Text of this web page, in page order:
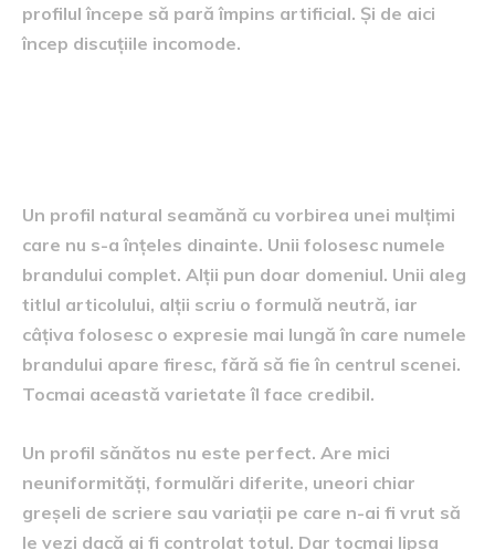
profilul începe să pară împins artificial. Și de aici
încep discuțiile incomode.
Un profil natural seamănă cu vorbirea unei mulțimi
care nu s-a înțeles dinainte. Unii folosesc numele
brandului complet. Alții pun doar domeniul. Unii aleg
titlul articolului, alții scriu o formulă neutră, iar
câțiva folosesc o expresie mai lungă în care numele
brandului apare firesc, fără să fie în centrul scenei.
Tocmai această varietate îl face credibil.
Un profil sănătos nu este perfect. Are mici
neuniformități, formulări diferite, uneori chiar
greșeli de scriere sau variații pe care n-ai fi vrut să
le vezi dacă ai fi controlat totul. Dar tocmai lipsa